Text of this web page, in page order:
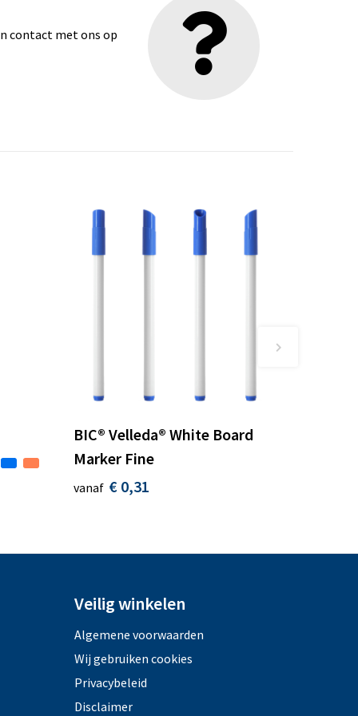
contact met ons op
BIC® Velleda® White Board
Marker Fine
vanaf € 0,31
Veilig winkelen
Algemene voorwaarden
Wij gebruiken cookies
Privacybeleid
Disclaimer